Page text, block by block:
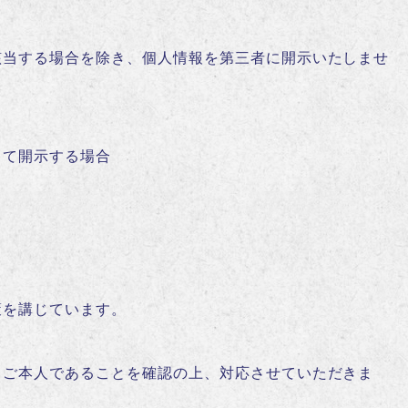
する場合を除き、個人情報を第三者に開示いたしませ
開示する場合
講じています。
本人であることを確認の上、対応させていただきま